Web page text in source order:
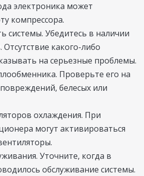
электроника может
компрессора.
системы. Убедитесь в наличии
какого-либо
на серьезные проблемы.
Проверьте его на
белесых или
охлаждения. При
могут активироваться
Уточните, когда в
обслуживание системы.